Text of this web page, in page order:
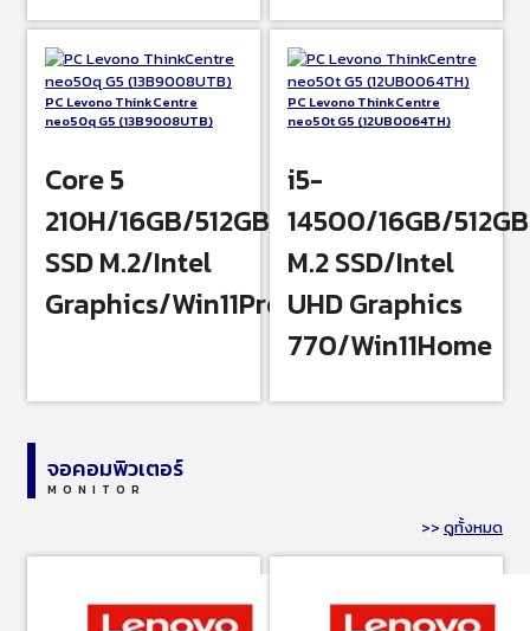
PC Levono ThinkCentre
neo50q G5 (13B9008UTB)
Core 5
210H/16GB/512GB
SSD M.2/Intel
Graphics/Win11Pro
PC Levono ThinkCentre
neo50t G5 (12UB0064TH)
i5-
14500/16GB/512GB
M.2 SSD/Intel
UHD Graphics
770/Win11Home
จอคอมพิวเตอร์
MONITOR
>> ดูทั้งหมด